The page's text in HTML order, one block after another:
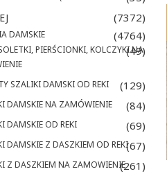
(7372)
DAMSKIE (4764)
PIERŚCIONKI, KOLCZYKI NA
(49)
SZALIKI DAMSKI OD REKI (129)
DAMSKIE NA ZAMÓWIENIE (84)
DAMSKIE OD REKI (69)
DAMSKIE Z DASZKIEM OD REKI(67)
Z DASZKIEM NA ZAMOWIENIE(261)